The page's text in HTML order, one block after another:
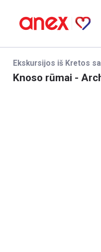
Ekskursijos iš Kretos
Knoso rūmai -